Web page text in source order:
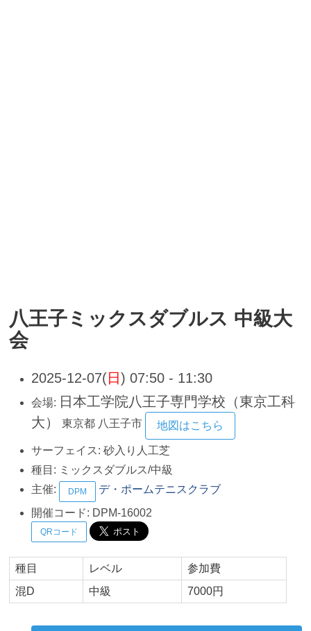
八王子ミックスダブルス 中級大
会
2025-12-07(日 ) 07:50 - 11:30
会場: 日本工学院八王子専門学校（東京工科
大）
東京都 八王子市 地図はこちら
サーフェイス: 砂入り人工芝
種目: ミックスダブルス/中級
主催:
DPM
デ・ポームテニスクラブ
開催コード: DPM-16002
QRコード
種目 レベル
参加費
混D
中級 7000円